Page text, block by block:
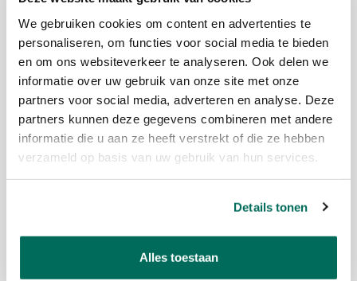
We gebruiken cookies om content en advertenties te
personaliseren, om functies voor social media te bieden
en om ons websiteverkeer te analyseren. Ook delen we
informatie over uw gebruik van onze site met onze
partners voor social media, adverteren en analyse. Deze
partners kunnen deze gegevens combineren met andere
informatie die u aan ze heeft verstrekt of die ze hebben
verzameld op basis van uw gebruik van hun services.
Details tonen
Alles toestaan
Van Luling BOG is een trouwe partner van deze dorpsclub
12-03-2024
S.V. HOOFDDORP